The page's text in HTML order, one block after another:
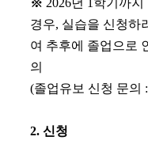
경우, 실습을 신청하
여 추후에 졸업으로
의
(졸업유보 신청 문의 :
2. 신청